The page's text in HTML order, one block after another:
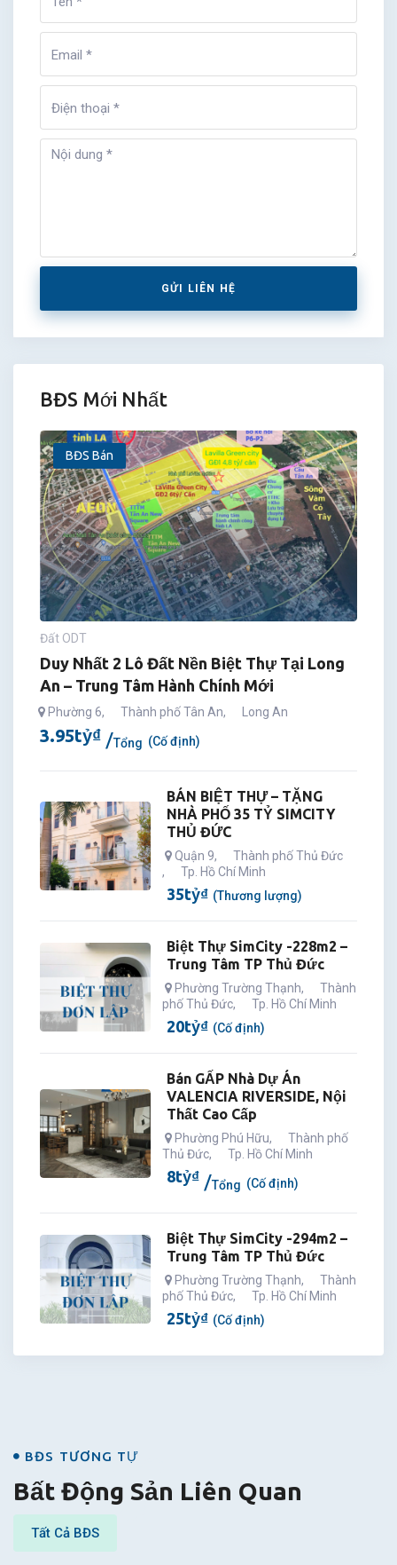
GỬI LIÊN HỆ
BĐS Mới Nhất
BĐS Bán
Đất ODT
Duy Nhất 2 Lô Đất Nền Biệt Thự Tại Long
An – Trung Tâm Hành Chính Mới
Phường 6, Thành phố Tân An, Long An
3.95tỷ₫ Tổng (Cố định)
BÁN BIỆT THỰ – TẶNG
NHÀ PHỐ 35 TỶ SIMCITY
THỦ ĐỨC
Quận 9,
Thành phố Thủ Đức
,
Tp. Hồ Chí Minh
35tỷ₫ (Thương lượng)
Biệt Thự SimCity -228m2 –
Trung Tâm TP Thủ Đức
Phường Trường Thạnh,
Thành
phố Thủ Đức, Tp. Hồ Chí Minh
20tỷ₫ (Cố định)
Bán GẤP Nhà Dự Án
VALENCIA RIVERSIDE, Nội
Thất Cao Cấp
Phường Phú Hữu,
Thành phố
Thủ Đức, Tp. Hồ Chí Minh
8tỷ₫ Tổng (Cố định)
Biệt Thự SimCity -294m2 –
Trung Tâm TP Thủ Đức
Phường Trường Thạnh,
Thành
phố Thủ Đức, Tp. Hồ Chí Minh
25tỷ₫ (Cố định)
BĐS
BĐS TƯƠNG TỰ
Bất Động Sản Liên Quan
Tất Cả BĐS